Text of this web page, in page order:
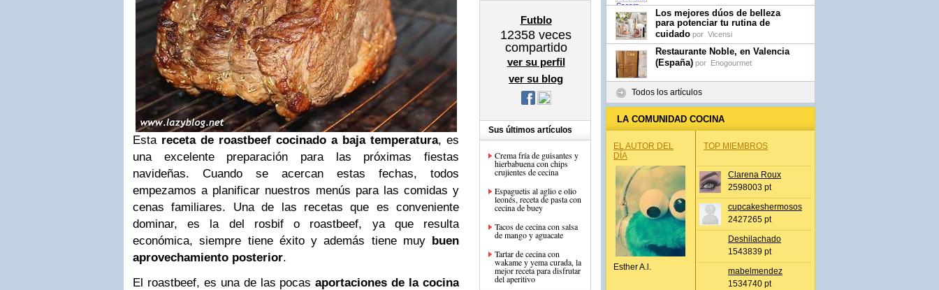
Esta receta de roastbeef cocinado a baja temperatura, es
una excelente preparación para las próximas fiestas
navideñas. Cuando se acercan estas fechas, todos
empezamos a planificar nuestros menús para las comidas y
cenas familiares. Una de las recetas que es conveniente
dominar, es la del rosbif o roastbeef, ya que resulta
económica, siempre tiene éxito y además tiene muy buen
aprovechamiento posterior.
El roastbeef, es una de las pocasaportaciones de la cocina
Futblo
12358 veces
compartido
ver su perfil
ver su blog
Sus últimos artículos
Crema fría de guisantes y
hierbabuena con chips
crujientes de cecina
Espaguetis al aglio e olio
leonés, receta de pasta con
cecina de buey
Tacos de cecina con salsa
de mango y aguacate
Tartar de cecina con
wakame y yema curada, la
mejor receta para disfrutar
del aperitivo
Los mejores dúos de belleza
para potenciar tu rutina de
cuidado por Vicensi
Restaurante Noble, en Valencia
(España) por Enogourmet
Todos los artículos
LA COMUNIDAD COCINA
EL AUTOR DEL
DÍA
Esther A.l.
TOP MIEMBROS
Clarena Roux
2598003 pt
cupcakeshermosos
2427265 pt
Deshilachado
1543839 pt
mabelmendez
1534740 pt